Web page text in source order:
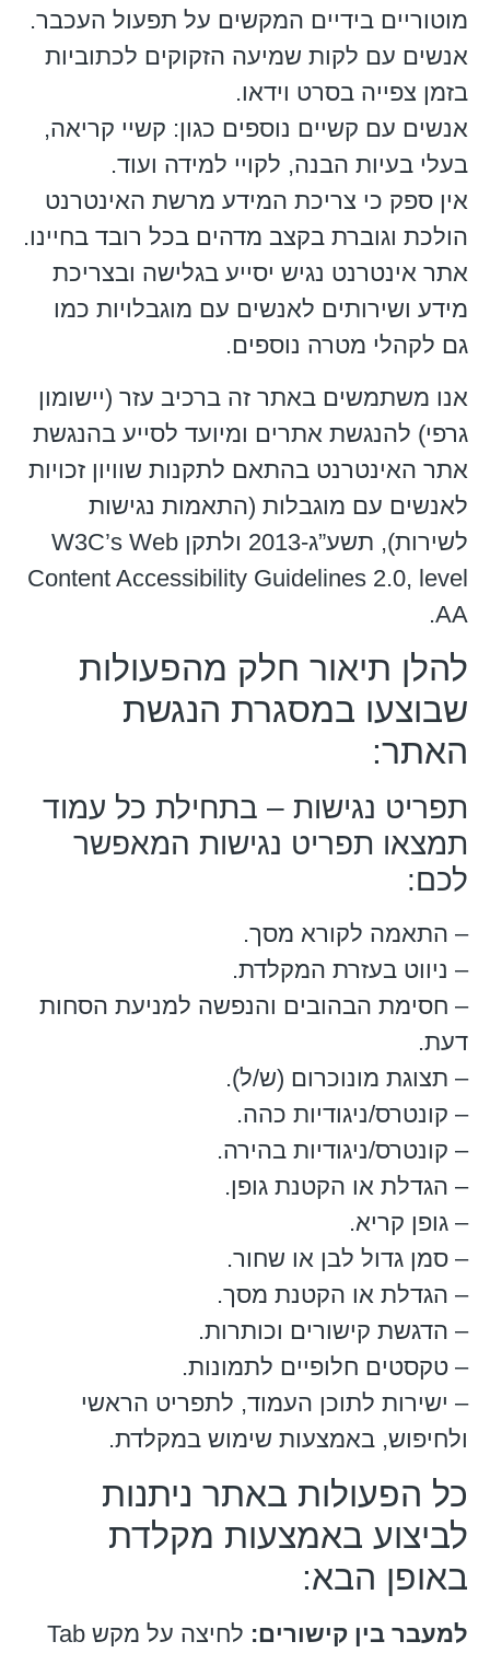
מוטוריים בידיים המקשים על תפעול העכבר.
אנשים עם לקות שמיעה הזקוקים לכתוביות
בזמן צפייה בסרט וידאו.
אנשים עם קשיים נוספים כגון: קשיי קריאה,
בעלי בעיות הבנה, לקויי למידה ועוד.
אין ספק כי צריכת המידע מרשת האינטרנט
הולכת וגוברת בקצב מדהים בכל רובד בחיינו.
אתר אינטרנט נגיש יסייע בגלישה ובצריכת
מידע ושירותים לאנשים עם מוגבלויות כמו
גם לקהלי מטרה נוספים.
אנו משתמשים באתר זה ברכיב עזר (יישומון
גרפי) להנגשת אתרים ומיועד לסייע בהנגשת
אתר האינטרנט בהתאם לתקנות שוויון זכויות
לאנשים עם מוגבלות (התאמות נגישות
לשירות), תשע”ג-2013 ולתקן W3C’s Web
Content Accessibility Guidelines 2.0, level
AA.
להלן תיאור חלק מהפעולות
שבוצעו במסגרת הנגשת
האתר:
תפריט נגישות – בתחילת כל עמוד
תמצאו תפריט נגישות המאפשר
לכם:
– התאמה לקורא מסך.
– ניווט בעזרת המקלדת.
– חסימת הבהובים והנפשה למניעת הסחות
דעת.
– תצוגת מונוכרום (ש/ל).
– קונטרס/ניגודיות כהה.
– קונטרס/ניגודיות בהירה.
– הגדלת או הקטנת גופן.
– גופן קריא.
– סמן גדול לבן או שחור.
– הגדלת או הקטנת מסך.
– הדגשת קישורים וכותרות.
– טקסטים חלופיים לתמונות.
– ישירות לתוכן העמוד, לתפריט הראשי
ולחיפוש, באמצעות שימוש במקלדת.
כל הפעולות באתר ניתנות
לביצוע באמצעות מקלדת
באופן הבא:
למעבר בין קישורים: לחיצה על מקש Tab